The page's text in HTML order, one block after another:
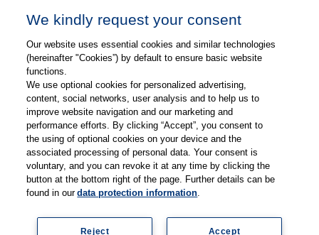
kevin.chang@thieme.com
关注微博
关注微信
有关Thieme图书翻译及版权业务，请联系：rights@thieme.de
| Thieme-Connect |
We kindly request your consent
Our website uses essential cookies and similar technologies
(hereinafter "Cookies”) by default to ensure basic website
functions.
We use optional cookies for personalized advertising,
content, social networks, user analysis and to help us to
improve website navigation and our marketing and
performance efforts. By clicking “Accept”, you consent to
the using of optional cookies on your device and the
associated processing of personal data. Your consent is
voluntary, and you can revoke it at any time by clicking the
button at the bottom right of the page. Further details can be
found in ourdata protection information.
Accept
Reject